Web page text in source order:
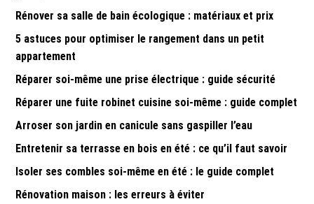
Rénover sa salle de bain écologique : matériaux et prix
5 astuces pour optimiser le rangement dans un petit
appartement
Réparer soi-même une prise électrique : guide sécurité
Réparer une fuite robinet cuisine soi-même : guide complet
Arroser son jardin en canicule sans gaspiller l’eau
Entretenir sa terrasse en bois en été : ce qu’il faut savoir
Isoler ses combles soi-même en été : le guide complet
Rénovation maison : les erreurs à éviter